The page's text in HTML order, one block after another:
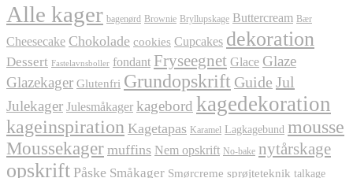
Alle kager bagenørd Brownie Bryllupskage Buttercream Bær
Cheesecake Chokolade cookies Cupcakes dekoration
Dessert Fastelavnsboller fondant Fryseegnet Glace Glaze
Glazekager Glutenfri Grundopskrift Guide Jul
Julekager Julesmåkager kagebord kagedekoration
kageinspiration Kagetapas Karamel Lagkagebund mousse
Moussekager muffins Nem opskrift No-bake nytårskage
opskrift Påske Småkager Smørcreme sprøjteteknik talkage